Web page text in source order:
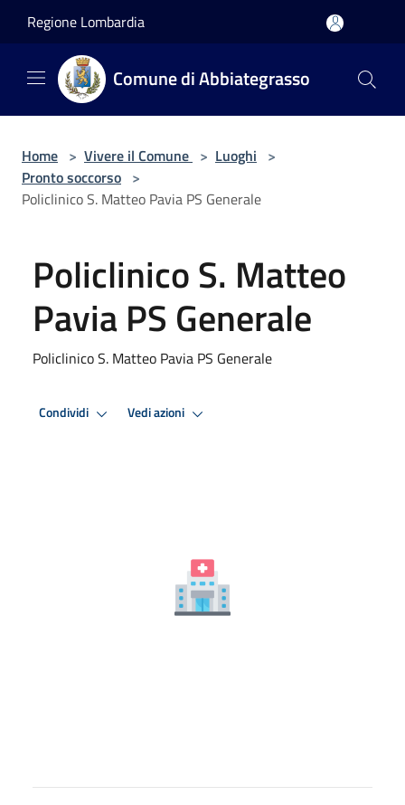
Regione Lombardia
Comune di Abbiategrasso
Home > Vivere il Comune > Luoghi >
Pronto soccorso >
Policlinico S. Matteo Pavia PS Generale
Policlinico S. Matteo
Pavia PS Generale
Policlinico S. Matteo Pavia PS Generale
Condividi Vedi azioni